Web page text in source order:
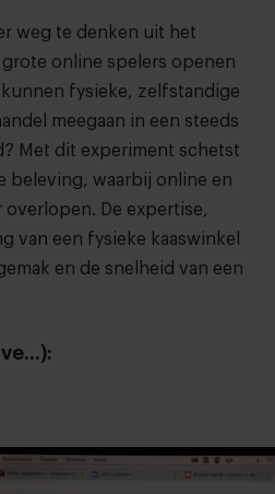
weg te denken uit het
online spelers openen
fysieke, zelfstandige
meegaan in een steeds
Met dit experiment schetst
beleving, waarbij online en
overlopen. De expertise,
van een fysieke kaaswinkel
en de snelheid van een